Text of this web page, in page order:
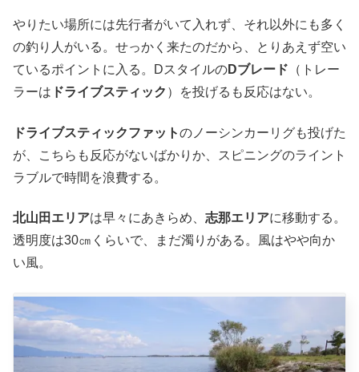
やりたい場所には先行者がいて入れず、それ以外にも多く
の釣り人がいる。せっかく来たのだから、とりあえず空い
ているポイントに入る。DスタイルのDブレード （トレー
ラーは ドライブスティック ）を投げるも反応はない。
ドライブスティックファットのノーシンカーリグも投げた
が、こちらも反応がないばかりか、スピニングのライント
ラブルで時間を浪費する。
北山田エリアは早々にあきらめ、 志那エリアに移動する。
透明度は30㎝くらいで、まだ濁りがある。風はやや向か
い風。